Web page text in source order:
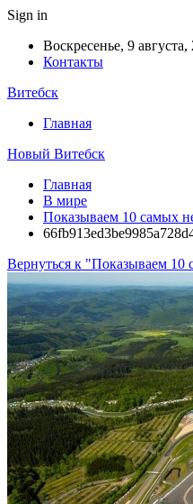
Sign in
Воскресенье, 9 августа,
Контакты
Витебск
Главная
Новый Витебск
Главная
В мире
Показываем 10 самых
Вернуться к "Показываем